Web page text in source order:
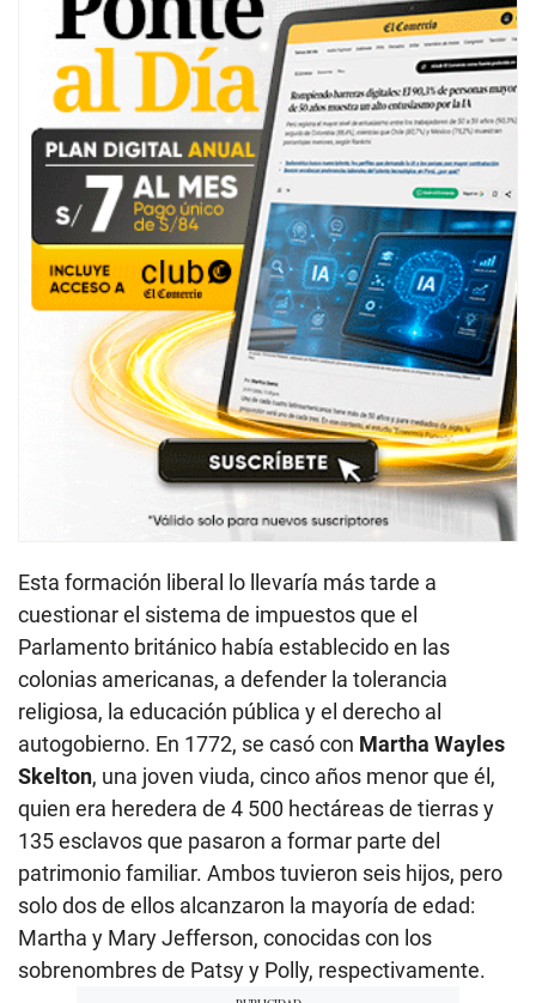
Esta formación liberal lo llevaría más tarde a
cuestionar el sistema de impuestos que el
Parlamento británico había establecido en las
colonias americanas, a defender la tolerancia
religiosa, la educación pública y el derecho al
autogobierno. En 1772, se casó con Martha Wayles
Skelton, una joven viuda, cinco años menor que él,
quien era heredera de 4 500 hectáreas de tierras y
135 esclavos que pasaron a formar parte del
patrimonio familiar. Ambos tuvieron seis hijos, pero
solo dos de ellos alcanzaron la mayoría de edad:
Martha y Mary Jefferson, conocidas con los
sobrenombres de Patsy y Polly, respectivamente.